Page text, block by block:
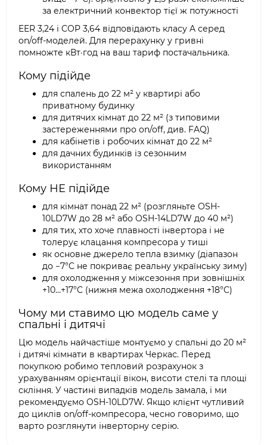
за електричний конвектор тієї ж потужності
EER 3,24 і COP 3,64 відповідають класу A серед
on/off-моделей. Для перерахунку у гривні
помножте кВт·год на ваш тариф постачальника.
Кому підійде
для спалень до 22 м² у квартирі або
приватному будинку
для дитячих кімнат до 22 м² (з типовими
застереженнями про on/off, див. FAQ)
для кабінетів і робочих кімнат до 22 м²
для дачних будинків із сезонним
використанням
Кому НЕ підійде
для кімнат понад 22 м² (розгляньте OSH-
10LD7W до 28 м² або OSH-14LD7W до 40 м²)
для тих, хто хоче плавності інвертора і не
толерує клацання компресора у тиші
як основне джерело тепла взимку (діапазон
до −7°C не покриває реальну українську зиму)
для охолодження у міжсезоння при зовнішніх
+10…+17°C (нижня межа охолодження +18°C)
Чому ми ставимо цю модель саме у
спальні і дитячі
Цю модель найчастіше монтуємо у спальні до 20 м²
і дитячі кімнати в квартирах Черкас. Перед
покупкою робимо тепловий розрахунок з
урахуванням орієнтації вікон, висоти стелі та площі
скління. У частині випадків модель замала, і ми
рекомендуємо OSH-10LD7W. Якщо клієнт чутливий
до циклів on/off-компресора, чесно говоримо, що
варто розглянути інверторну серію.